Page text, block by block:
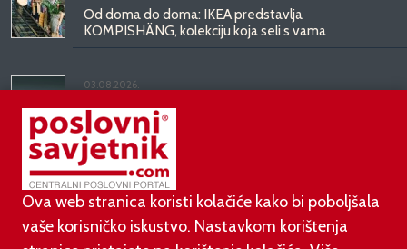
Od doma do doma: IKEA predstavlja
KOMPISHÄNG, kolekciju koja seli s vama
03.08.2026.
Kineski BYD predstavio luksuznu limuzinu veću od
Mercedesove S-klase, obećava domet do 1.000
kilometara
Ova web stranica koristi kolačiće kako bi poboljšala
vaše korisničko iskustvo. Nastavkom korištenja